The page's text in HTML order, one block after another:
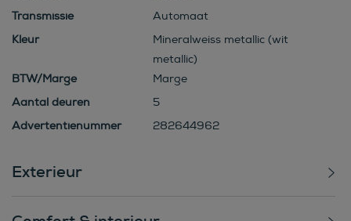
Transmissie
Automaat
Kleur
Mineralweiss metallic (wit
metallic)
BTW/Marge
Marge
Aantal deuren
5
Advertentienummer
282644962
Exterieur